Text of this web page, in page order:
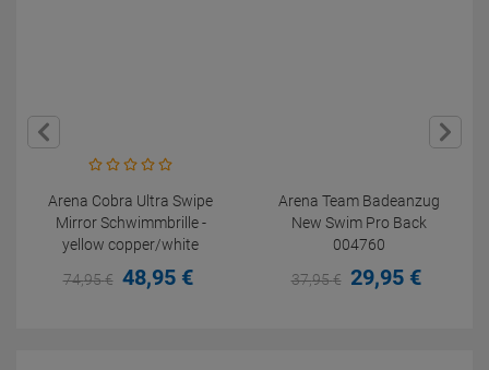
Arena Cobra Ultra Swipe
Mirror Schwimmbrille -
yellow copper/white
74,95€ 48,95 €
Arena Team Badeanzug
New Swim Pro Back
004760
37,95€ 29,95 €